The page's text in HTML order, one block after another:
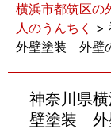
横浜市都筑区の
人のうんちく >
外壁塗装 外壁
神奈川県
壁塗装 外